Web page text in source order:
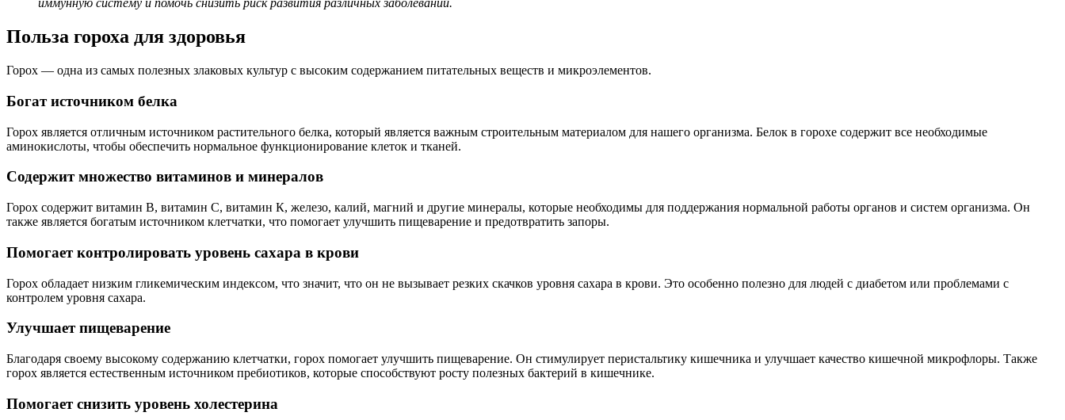
иммунную систему и помочь снизить риск развития различных заболеваний.
Польза гороха для здоровья
Горох — одна из самых полезных злаковых культур с высоким содержанием питательных веществ и микроэлементов.
Богат источником белка
Горох является отличным источником растительного белка, который является важным строительным материалом для нашего организма. Белок в горохе содержит все необходимые
аминокислоты, чтобы обеспечить нормальное функционирование клеток и тканей.
Содержит множество витаминов и минералов
Горох содержит витамин В, витамин С, витамин К, железо, калий, магний и другие минералы, которые необходимы для поддержания нормальной работы органов и систем организма. Он
также является богатым источником клетчатки, что помогает улучшить пищеварение и предотвратить запоры.
Помогает контролировать уровень сахара в крови
Горох обладает низким гликемическим индексом, что значит, что он не вызывает резких скачков уровня сахара в крови. Это особенно полезно для людей с диабетом или проблемами с
контролем уровня сахара.
Улучшает пищеварение
Благодаря своему высокому содержанию клетчатки, горох помогает улучшить пищеварение. Он стимулирует перистальтику кишечника и улучшает качество кишечной микрофлоры. Также
горох является естественным источником пребиотиков, которые способствуют росту полезных бактерий в кишечнике.
Помогает снизить уровень холестерина